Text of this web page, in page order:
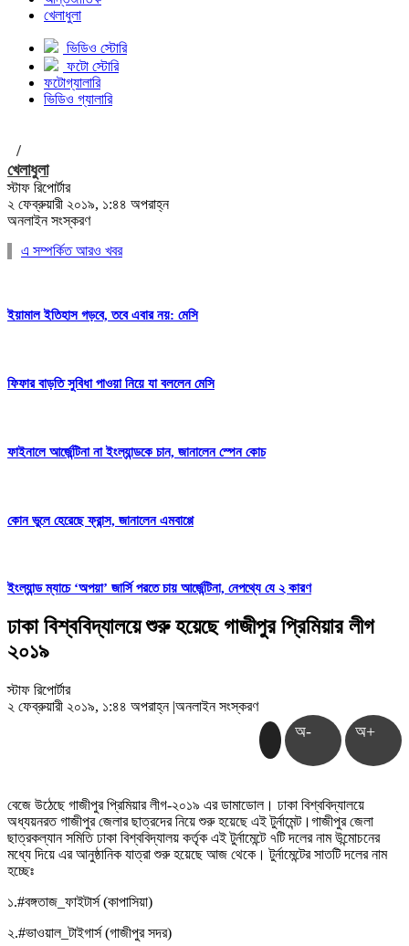
খেলাধুলা
ভিডিও স্টোরি
ফটো স্টোরি
ফটোগ্যালারি
ভিডিও গ্যালারি
/
খেলাধুলা
স্টাফ রিপোর্টার
২ ফেব্রুয়ারী ২০১৯, ১:৪৪ অপরাহ্ন
অনলাইন সংস্করণ
এ সম্পর্কিত আরও খবর
ইয়ামাল ইতিহাস গড়বে, তবে এবার নয়: মেসি
ফিফার বাড়তি সুবিধা পাওয়া নিয়ে যা বললেন মেসি
ফাইনালে আর্জেন্টিনা না ইংল্যান্ডকে চান, জানালেন স্পেন কোচ
কোন ভুলে হেরেছে ফ্রান্স, জানালেন এমবাপ্পে
ইংল্যান্ড ম্যাচে ‘অপয়া’ জার্সি পরতে চায় আর্জেন্টিনা, নেপথ্যে যে ২ কারণ
ঢাকা বিশ্ববিদ্যালয়ে শুরু হয়েছে গাজীপুর প্রিমিয়ার লীগ
২০১৯
স্টাফ রিপোর্টার
২ ফেব্রুয়ারী ২০১৯, ১:৪৪ অপরাহ্ন |অনলাইন সংস্করণ
অ- অ+
বেজে উঠেছে গাজীপুর প্রিমিয়ার লীগ-২০১৯ এর ডামাডোল। ঢাকা বিশ্ববিদ্যালয়ে
অধ্যয়নরত গাজীপুর জেলার ছাত্রদের নিয়ে শুরু হয়েছে এই টুর্নামেন্ট।গাজীপুর জেলা
ছাত্রকল্যান সমিতি ঢাকা বিশ্ববিদ্যালয় কর্তৃক এই টুর্নামেন্টে ৭টি দলের নাম উন্মোচনের
মধ্যে দিয়ে এর আনুষ্ঠানিক যাত্রা শুরু হয়েছে আজ থেকে। টুর্নামেন্টের সাতটি দলের নাম
হচ্ছেঃ
১.#বঙ্গতাজ_ফাইটার্স (কাপাসিয়া)
২.#ভাওয়াল_টাইগার্স (গাজীপুর সদর)